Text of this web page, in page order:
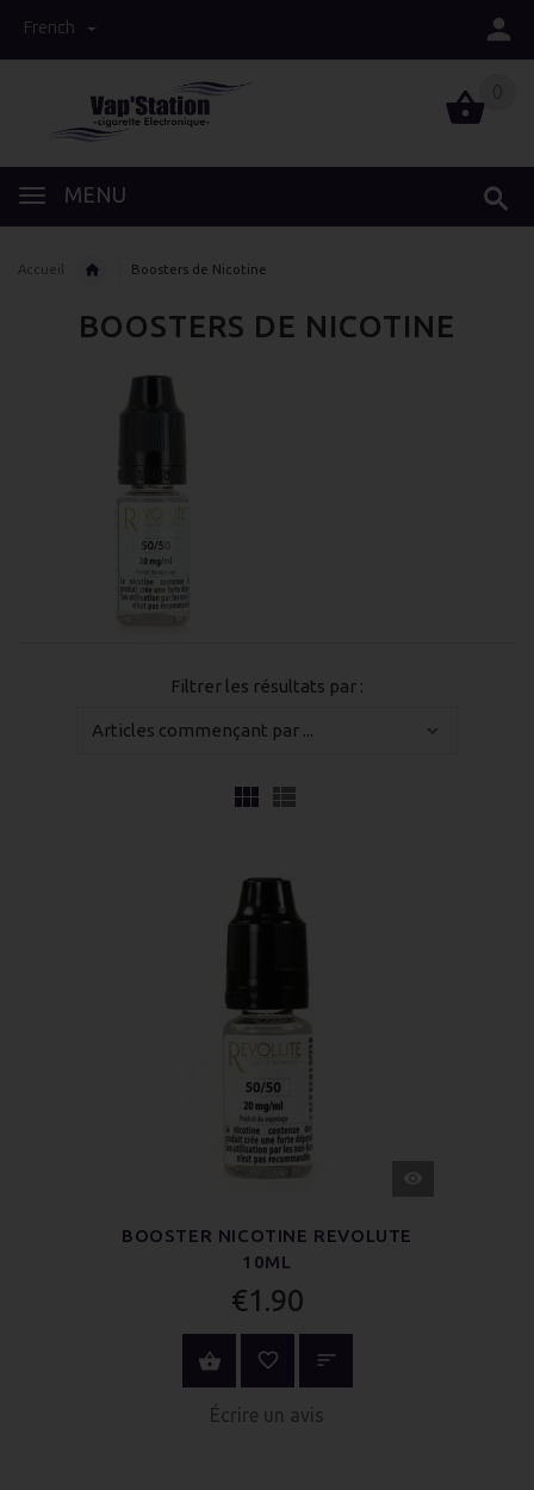
French
MENU
Accueil Boosters de Nicotine
BOOSTERS DE NICOTINE
Filtrer les résultats par :
BOOSTER NICOTINE REVOLUTE
10ML
€1.90
ACHETER MAINTENANT
Écrire un avis